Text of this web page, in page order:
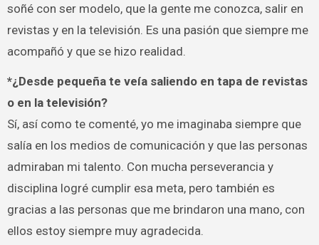
soñé con ser modelo, que la gente me conozca, salir en
revistas y en la televisión. Es una pasión que siempre me
acompañó y que se hizo realidad.
*¿Desde pequeña te veía saliendo en tapa de revistas
o en la televisión?
Sí, así como te comenté, yo me imaginaba siempre que
salía en los medios de comunicación y que las personas
admiraban mi talento. Con mucha perseverancia y
disciplina logré cumplir esa meta, pero también es
gracias a las personas que me brindaron una mano, con
ellos estoy siempre muy agradecida.